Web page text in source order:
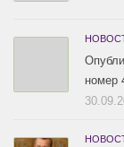
номер